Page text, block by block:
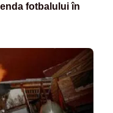
fotbalului în